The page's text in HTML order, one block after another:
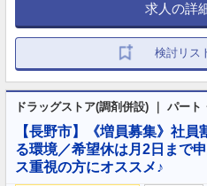
求人の詳
検討リス
ドラッグストア(調剤併設) ｜ パート
【長野市】《増員募集》社
る環境／希望休は月2日まで
ス重視の方にオススメ♪